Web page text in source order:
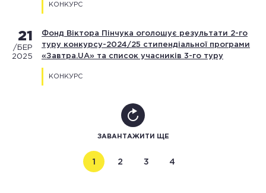
КОНКУРС
21
/БЕР
2025
Фонд Віктора Пінчука оголошує результати 2-го
туру конкурсу-2024/25 стипендіальної програми
«Завтра.UA» та список учасників 3-го туру
КОНКУРС
ЗАВАНТАЖИТИ ЩЕ
1 2 3 4